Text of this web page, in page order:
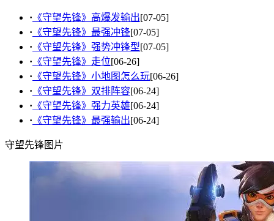
· 《守望先锋》高爆发输出[07-05]
· 《守望先锋》最强冲锋[07-05]
· 《守望先锋》强势冲锋型[07-05]
· 《守望先锋》走位[06-26]
· 《守望先锋》小地图怎么玩[06-26]
· 《守望先锋》双排阵容[06-24]
· 《守望先锋》强力英雄[06-24]
· 《守望先锋》最强输出[06-24]
守望先锋图片